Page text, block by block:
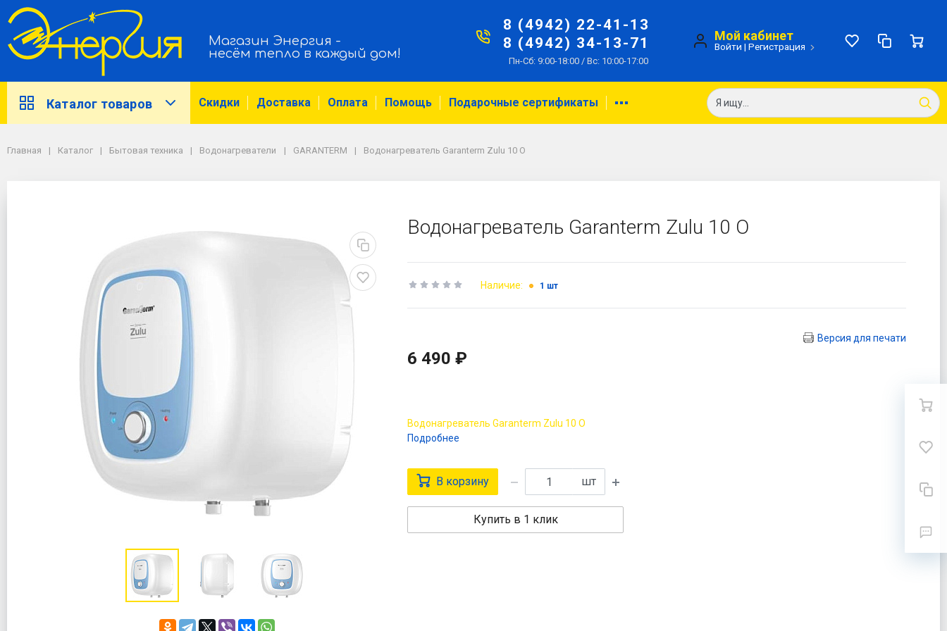
Магазин Энергия -
несём тепло в каждый дом!
8 (4942) 22-41-13
8 (4942) 34-13-71
Пн-Сб: 9:00-18:00 / Вс: 10:00-17:00
Мой кабинет
Войти |Регистрация
Каталог товаров Скидки Доставка Оплата Помощь Подарочные сертификаты
Главная Каталог Бытовая техника Водонагреватели GARANTERM Водонагреватель Garanterm Zulu 10 O
Водонагреватель Garanterm Zulu 10 O
Наличие: 1 шт
Версия для печати
6 490 ₽
Водонагреватель Garanterm Zulu 10 O
Подробнее
В корзину шт
Купить в 1 клик